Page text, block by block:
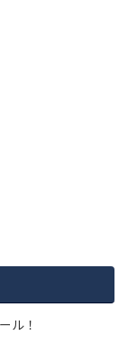
ル！